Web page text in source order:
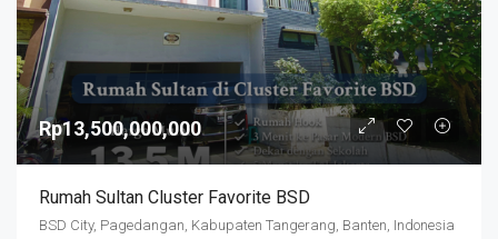
Rp13,500,000,000
Rumah Sultan Cluster Favorite BSD
BSD City, Pagedangan, Kabupaten Tangerang, Banten, Indonesia